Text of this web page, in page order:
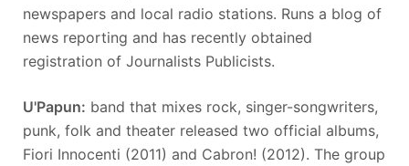
newspapers and local radio stations. Runs a blog of
news reporting and has recently obtained
registration of Journalists Publicists.
U'Papun: band that mixes rock, singer-songwriters,
punk, folk and theater released two official albums,
Fiori Innocenti (2011) and Cabron! (2012). The group